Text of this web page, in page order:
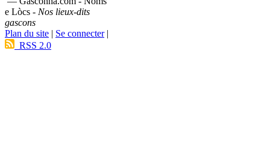
e Lòcs - Nos lieux-dits
gascons
Plan du site | Se connecter|
RSS 2.0